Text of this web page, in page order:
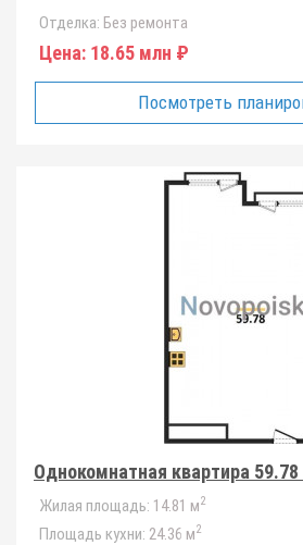
Отделка: Без ремонта
Цена: 18.65 млн ₽
Посмотреть
Однокомнатная квартира 59.78
Жилая площадь: 14.81 м2
Площадь кухни: 24.36 м2